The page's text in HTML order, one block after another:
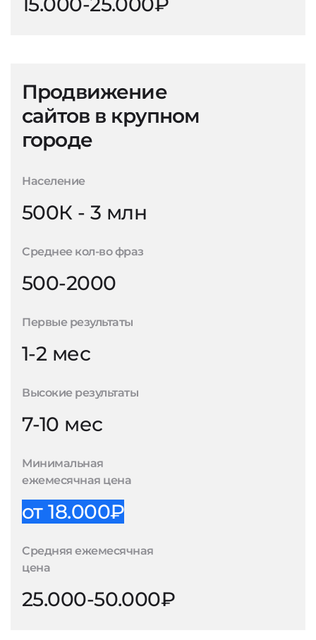
Продвижение
сайтов в крупном
городе
Население
500К - 3 млн
Среднее кол-во фраз
500-2000
Первые результаты
1-2 мес
Высокие результаты
7-10 мес
Минимальная
ежемесячная цена
от 18.000₽
Средняя ежемесячная
цена
25.000-50.000₽